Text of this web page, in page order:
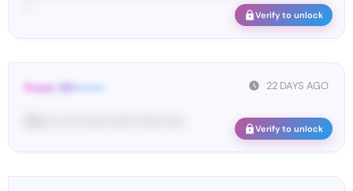
Verify to unlock
22 DAYS AGO
From: 121••••••••
Verify to unlock